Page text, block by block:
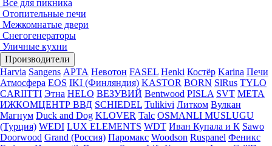
Все для пикника
Отопительные печи
Межкомнатые двери
Снегогенераторы
Уличные кухни
Производители
Harvia Sangens АРТА Невотон FASEL Henki Костёр Karina Печи
Атмосфера EOS IKI (Финляндия) KASTOR BORN SlRus TYLO
CARIITTI Этна HELO ВЕЗУВИЙ Bentwood PISLA SVT МЕТА
ИЖКОМЦЕНТР ВВД SCHIEDEL Tulikivi Литком Вулкан
Магнум Duck and Dog KLOVER Talc OSMANLI MUSLUGU
(Турция) WEDI LUX ELEMENTS WDT Иван Купала и К Sawo
Doorwood Grand (Россия) Паромакс Woodson Ruspanel Феникс